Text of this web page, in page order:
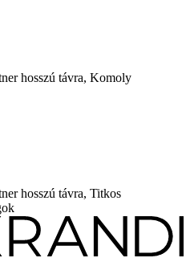
hosszú távra, Komoly
hosszú távra, Titkos